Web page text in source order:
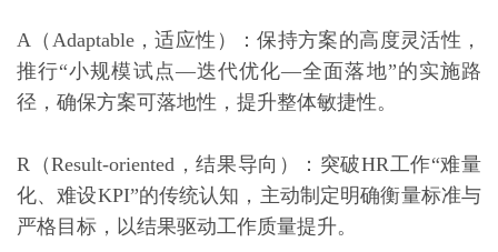
A（Adaptable，适应性）：保持方案的高度灵活性，
推行“小规模试点—迭代优化—全面落地”的实施路
径，确保方案可落地性，提升整体敏捷性。
R（Result-oriented，结果导向）：突破HR工作“难量
化、难设KPI”的传统认知，主动制定明确衡量标准与
严格目标，以结果驱动工作质量提升。